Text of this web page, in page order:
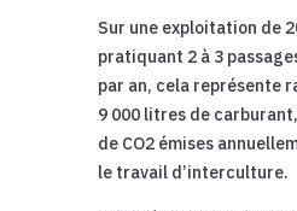
Sur une exploitation de
pratiquant 2 à 3
par an, cela représente
9 000 litres de
de CO2 émises
le travail d’interculture.